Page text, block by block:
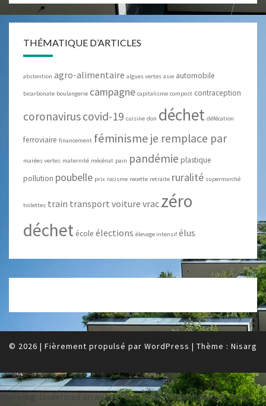
THÉMATIQUE D’ARTICLES
abstention agro-alimentaire algues vertes asie automobile
bicarbonate boulangerie campagne capitalisme compost contraception
coronaviruscovid-19 cuisine don déchet défécation
ferroviaire financement féminisme je remplace par
marées vertes maternité mécénat pain pandémie plastique
pollution poubelle prix racisme recette retraite ruralité supermarché
toilettes train transport voiture vrac zéro
déchet école élections élevage intensif élus
© 2026 | Fièrement propulsé par WordPress | Thème : Nisarg
: Undefined array key "sfsi_plus_mastodonIcon_order" in